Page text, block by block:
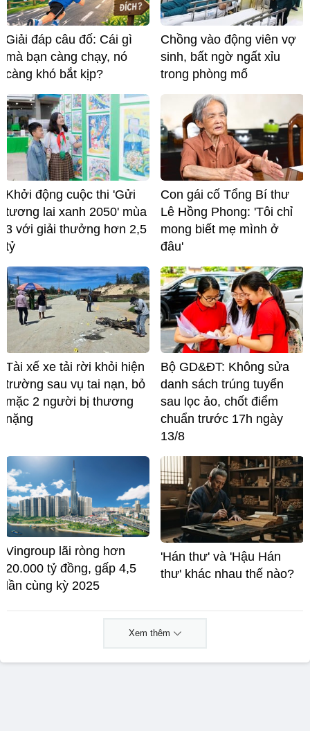
Giải đáp câu đố: Cái gì
mà bạn càng chạy, nó
càng khó bắt kịp?
Chồng vào động viên vợ
sinh, bất ngờ ngất xỉu
trong phòng mổ
Khởi động cuộc thi 'Gửi
tương lai xanh 2050' mùa
3 với giải thưởng hơn 2,5
tỷ
Con gái cố Tổng Bí thư
Lê Hồng Phong: 'Tôi chỉ
mong biết mẹ mình ở
đâu'
Tài xế xe tải rời khỏi hiện
trường sau vụ tai nạn, bỏ
mặc 2 người bị thương
nặng
Bộ GD&ĐT: Không sửa
danh sách trúng tuyển
sau lọc ảo, chốt điểm
chuẩn trước 17h ngày
13/8
Vingroup lãi ròng hơn
20.000 tỷ đồng, gấp 4,5
lần cùng kỳ 2025
'Hán thư' và 'Hậu Hán
thư' khác nhau thế nào?
Xem thêm